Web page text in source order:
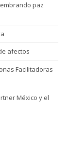
paz
afectos
Facilitadoras
México y el